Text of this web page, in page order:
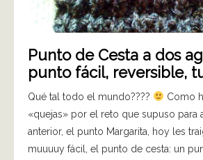
Punto de Cesta a dos agujas: un
punto fácil, reversible,
Qué tal todo el mundo????
Como
«quejas» por el reto que supuso para
anterior, el punto Margarita, hoy les
muuuuy fácil, el punto de cesta: un